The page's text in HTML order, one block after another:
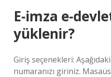
E-imza e-
yüklenir?
Giriş seçenekleri:
numaranızı giriniz.